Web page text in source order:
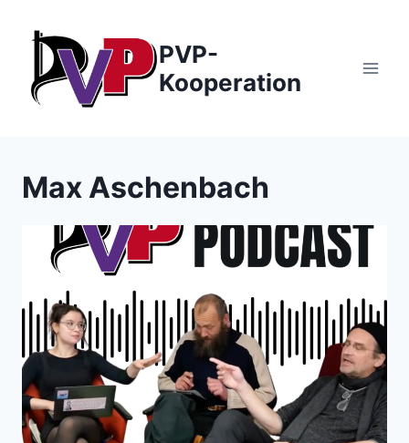
Inhalt
springen
PVP-
Kooperation
Max Aschenbach